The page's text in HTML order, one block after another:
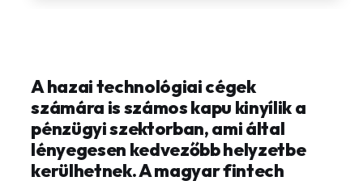
A hazai technológiai cégek
számára is számos kapu kinyílik a
pénzügyi szektorban, ami által
lényegesen kedvezőbb helyzetbe
kerülhetnek. A magyar fintech